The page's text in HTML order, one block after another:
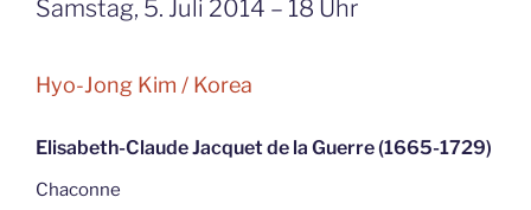
Samstag, 5. Juli 2014 – 18 Uhr
Hyo-Jong Kim / Korea
Elisabeth-Claude Jacquet de la Guerre (1665-1729)
Chaconne